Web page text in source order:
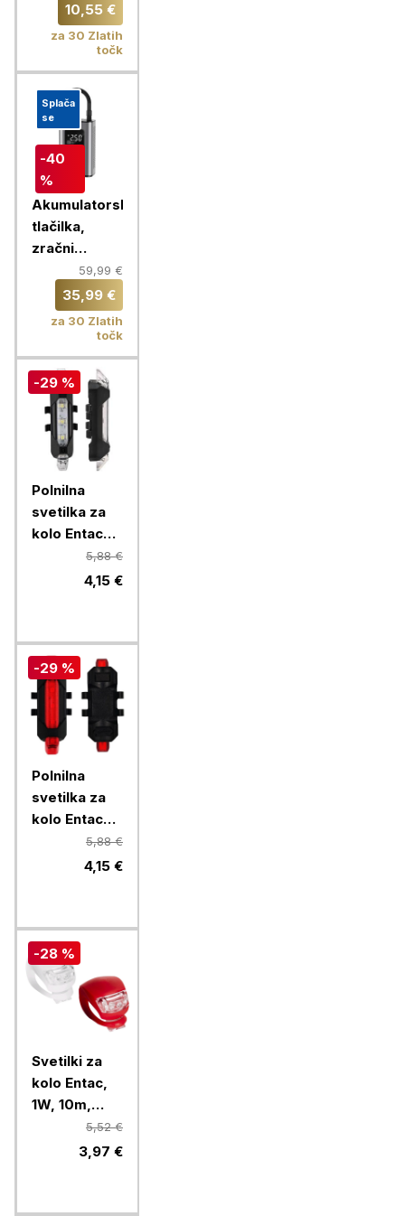
10,55 €
za 30 Zlatih
točk
Splača
se
-40
%
Akumulatorska
tlačilka,
zračni
kompresor
Tellur
TLL158571
59,99 €
35,99 €
za 30 Zlatih
točk
-29 %
Polnilna
svetilka za
kolo Entac
2W, bela5,88 €
4,15 €
-29 %
Polnilna
svetilka za
kolo Entac
2W, rdeča5,88 €
4,15 €
-28 %
Svetilki za
kolo Entac,
1W, 10m,
2xCR20325,52 €
3,97 €